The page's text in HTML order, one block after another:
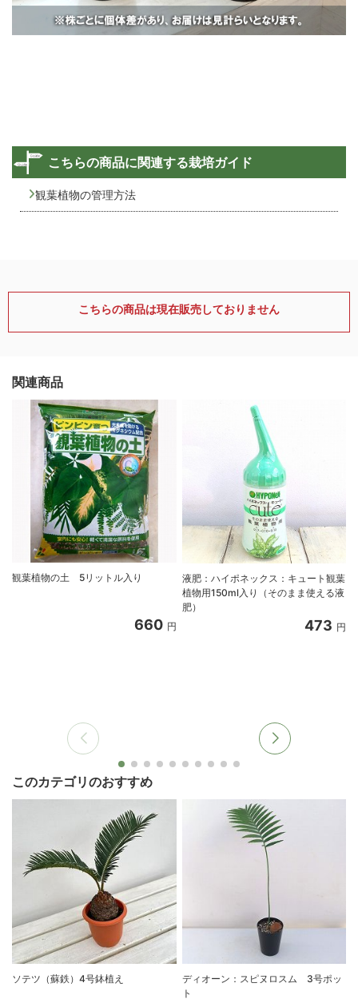
こちらの商品に関連する栽培ガイド
観葉植物の管理方法
こちらの商品は現在販売しておりません
関連商品
観葉植物の土 5リットル入り
660 円
液肥：ハイポネックス：キュート観葉
植物用150ml入り（そのまま使える液
肥）
473 円
このカテゴリのおすすめ
ソテツ（蘇鉄）4号鉢植え
ディオーン：スピヌロスム 3号ポッ
ト